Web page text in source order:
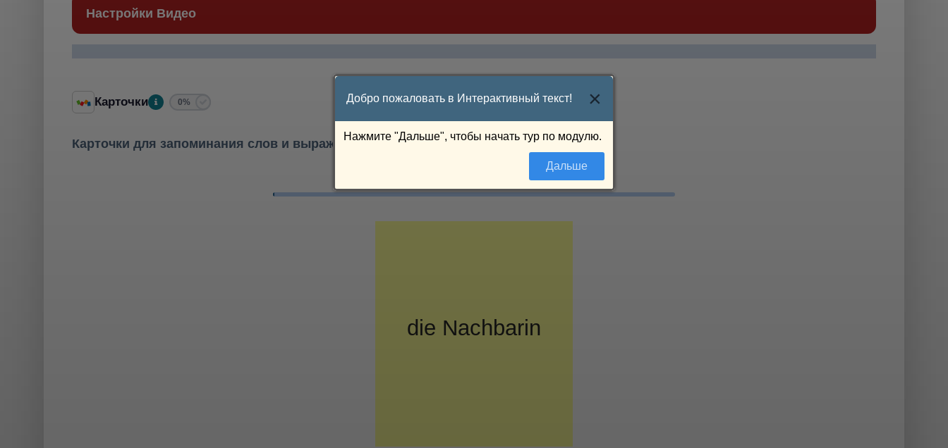
Настройки Видео
Карточки 0%
Карточки для запоминания слов и выражений
die Nachbarin
соседка
Добро пожаловать в Интерактивный текст! ×
Нажмите "Дальше", чтобы начать тур по модулю.
Дальше